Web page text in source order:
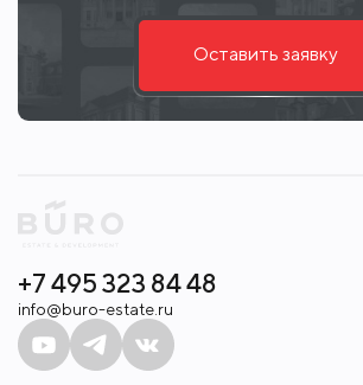
Оставить заявку
+7 495 323 84 48
info@buro-estate.ru